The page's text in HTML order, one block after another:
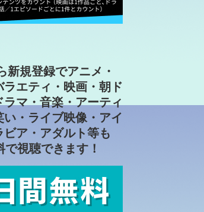
新規登録でアニメ・
ラエティ・映画・朝ド
ラマ・音楽・アーティ
い・ライブ映像・アイ
ビア・アダルト等も
で視聴できます！